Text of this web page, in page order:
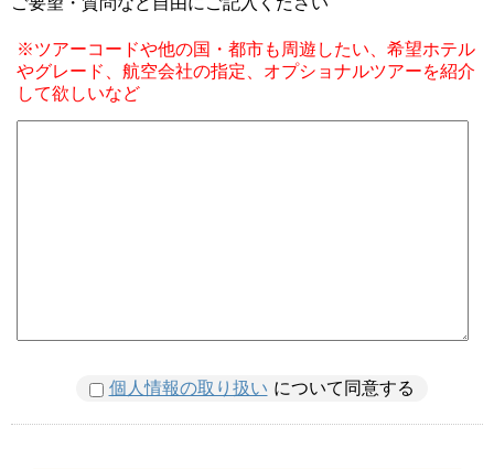
※ツアーコードや他の国・都市も周遊したい、希望ホテル
やグレード、航空会社の指定、オプショナルツアーを紹介
して欲しいなど
個人情報の取り扱い について同意する